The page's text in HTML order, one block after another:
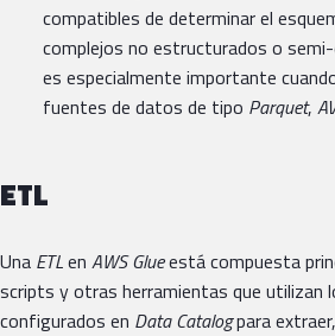
compatibles de determinar el
complejos no estructurados o
es especialmente importante
fuentes de datos de tipo Parquet,
ETL
Una ETLen AWS Glueestá compuesta
scripts y otras herramientas que utilizan
configurados en Data Catalogpara